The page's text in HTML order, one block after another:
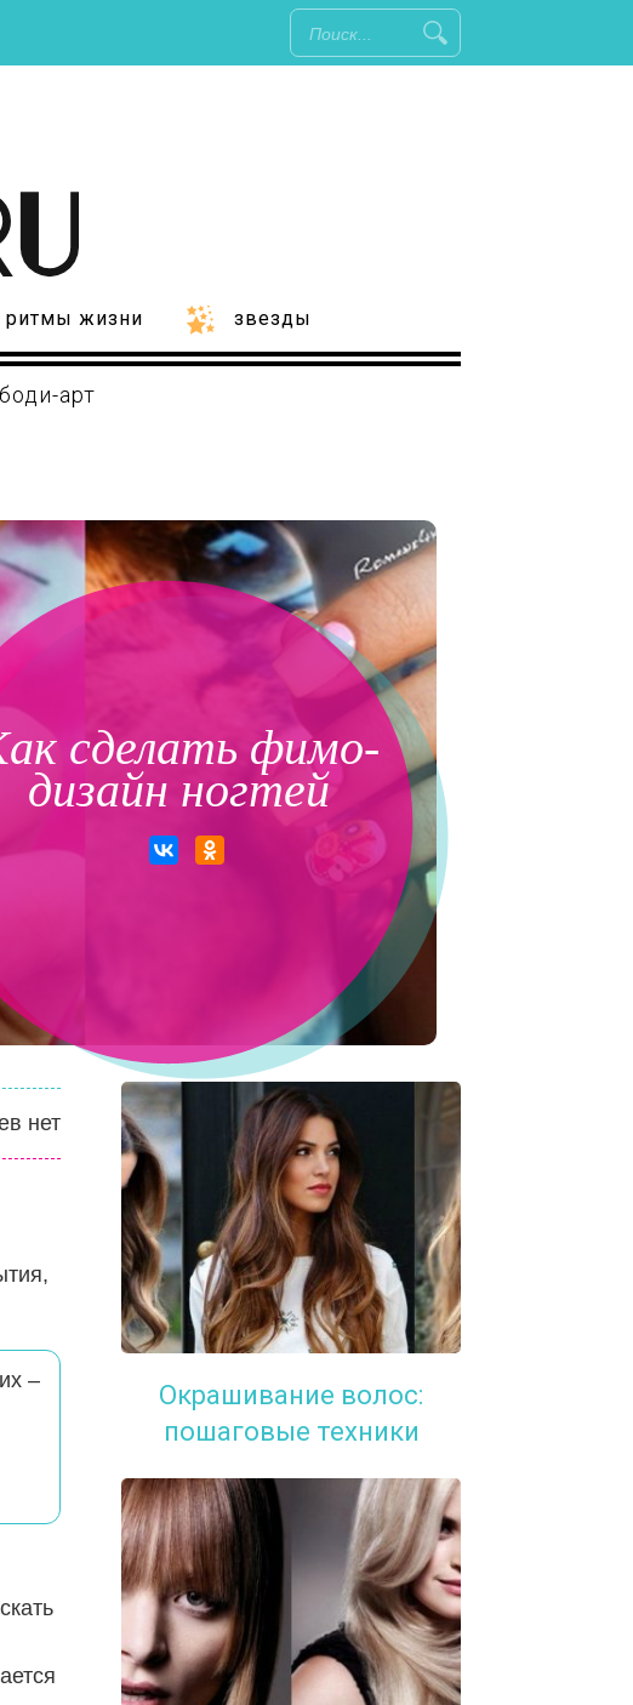
ритмы жизни звезды
боди-арт
сделать фимо-
дизайн ногтей
нет
–
Окрашивание волос:
пошаговые техники